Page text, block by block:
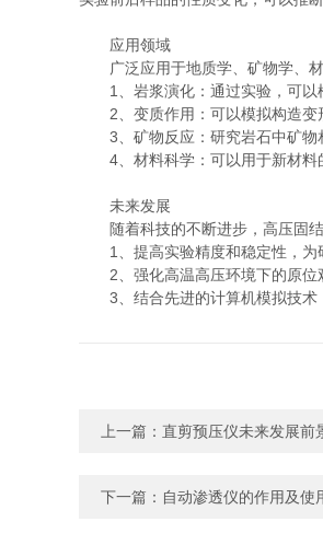
应用领域
广泛应用于地质学、矿物学、材
1、岩浆演化：通过实验，可以模
2、变质作用：可以模拟构造变形
3、矿物反应：研究岩石中矿物
4、材料科学：可以用于新材料的
未来发展
随着科技的不断进步，高压固结
1、提高实验精度和稳定性，为
2、强化高温高压环境下的原位
3、结合先进的计算机模拟技术，
上一篇： 直剪预压仪未来发展前
下一篇： 自动渗透仪的作用及使